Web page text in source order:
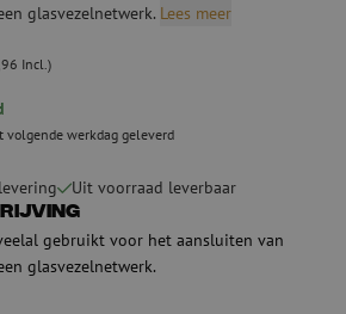
glasvezelnetwerk. Lees meer
Incl.)
volgende werkdag geleverd
Uit voorraad leverbaar
gebruikt voor het aansluiten van
glasvezelnetwerk.